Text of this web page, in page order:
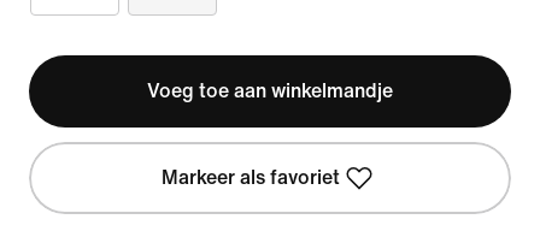
Voeg toe aan winkelmandje
Markeer als favoriet